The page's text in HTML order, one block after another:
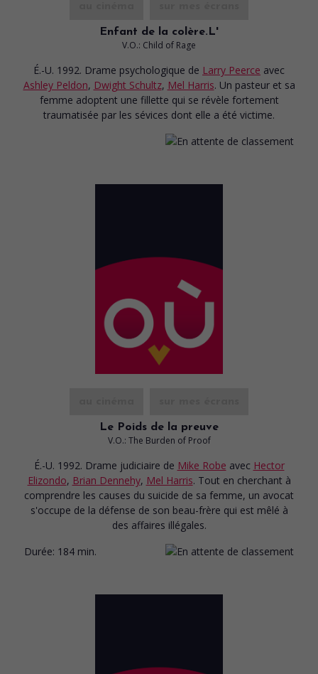
Enfant de la colère.L'
V.O.: Child of Rage
É.-U. 1992. Drame psychologique de Larry Peerce avec
Ashley Peldon, Dwight Schultz, Mel Harris. Un pasteur et sa
femme adoptent une fillette qui se révèle fortement
traumatisée par les sévices dont elle a été victime.
Le Poids de la preuve
V.O.: The Burden of Proof
É.-U. 1992. Drame judiciaire de Mike Robe avec Hector
Elizondo, Brian Dennehy, Mel Harris. Tout en cherchant à
comprendre les causes du suicide de sa femme, un avocat
s'occupe de la défense de son beau-frère qui est mêlé à
des affaires illégales.
Durée: 184 min.